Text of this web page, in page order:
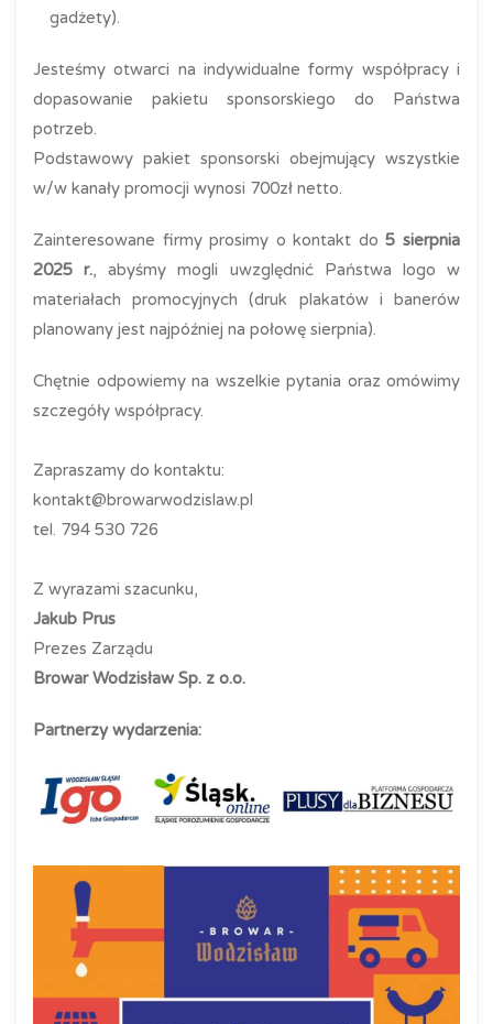
gadżety).
Jesteśmy otwarci na indywidualne formy współpracy i
dopasowanie pakietu sponsorskiego do Państwa
potrzeb.
Podstawowy pakiet sponsorski obejmujący wszystkie
w/w kanały promocji wynosi 700zł netto.
Zainteresowane firmy prosimy o kontakt do 5 sierpnia
2025 r., abyśmy mogli uwzględnić Państwa logo w
materiałach promocyjnych (druk plakatów i banerów
planowany jest najpóźniej na połowę sierpnia).
Chętnie odpowiemy na wszelkie pytania oraz omówimy
szczegóły współpracy.
Zapraszamy do kontaktu:
kontakt@browarwodzislaw.pl
tel. 794 530 726
Z wyrazami szacunku,
Jakub Prus
Prezes Zarządu
Browar Wodzisław Sp. z o.o.
Partnerzy wydarzenia: